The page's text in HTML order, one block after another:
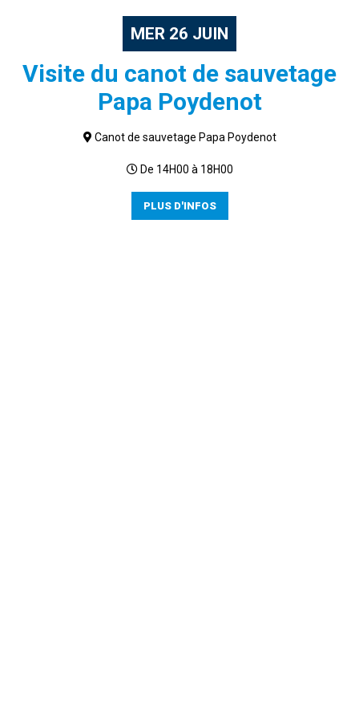
MER 26 JUIN
Visite du canot de sauvetage
Papa Poydenot
Canot de sauvetage Papa Poydenot
De 14H00 à 18H00
PLUS D'INFOS